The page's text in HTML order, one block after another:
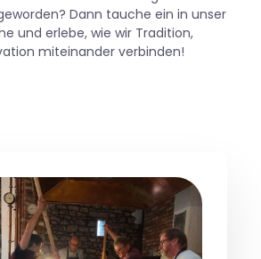
Dann tauche ein in unser
und erlebe, wie wir Tradition,
miteinander verbinden!